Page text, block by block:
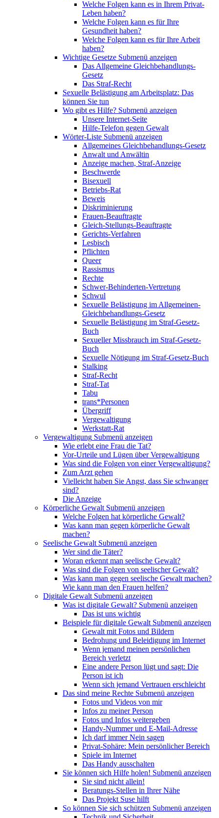
Welche Folgen kann es in Ihrem Privat-
Leben haben?
Welche Folgen kann es für Ihre
Gesundheit haben?
Welche Folgen kann es für Ihre Arbeit
haben?
Wichtige Gesetze Submenü anzeigen
Das Allgemeine Gleichbehandlungs-
Gesetz
Das Straf-Recht
Sexuelle Belästigung am Arbeitsplatz: Das
können Sie tun
Wo gibt es Hilfe? Submenü anzeigen
Unsere Internet-Seite
Hilfe-Telefon gegen Gewalt
Wörter-Liste Submenü anzeigen
Allgemeines Gleichbehandlungs-Gesetz
Anwalt und Anwältin
Anzeige machen, Straf-Anzeige
Beschwerde
Bisexuell
Betriebs-Rat
Beweis
Diskriminierung
Frauen-Beauftragte
Gleich-Stellungs-Beauftragte
Gerichts-Verfahren
Lesbisch
Pflichten
Queer
Rassismus
Rechte
Schwer-Behinderten-Vertretung
Schwul
Sexuelle Belästigung im Allgemeinen-
Gleichbehandlungs-Gesetz
Sexuelle Belästigung im Straf-Gesetz-
Buch
Sexueller Missbrauch im Straf-Gesetz-
Buch
Sexuelle Nötigung im Straf-Gesetz-Buch
Stalking
Straf-Recht
Straf-Tat
Tabu
trans*Personen
Übergriff
Vergewaltigung
Werkstatt-Rat
Vergewaltigung Submenü anzeigen
Wie erlebt eine Frau die Tat?
Vor-Urteile und Lügen über Vergewaltigung
Was sind die Folgen von einer Vergewaltigung?
Zum Arzt gehen
Vielleicht haben Sie Angst, dass Sie schwanger
sind?
Die Anzeige
Körperliche Gewalt Submenü anzeigen
Welche Folgen hat körperliche Gewalt?
Was kann man gegen körperliche Gewalt
machen?
Seelische Gewalt Submenü anzeigen
Wer sind die Täter?
Woran erkennt man seelische Gewalt?
Was sind die Folgen von seelischer Gewalt?
Was kann man gegen seelische Gewalt machen?
Wie kann man den Frauen helfen?
Digitale Gewalt Submenü anzeigen
Was ist digitale Gewalt? Submenü anzeigen
Das ist uns wichtig
Beispiele für digitale Gewalt Submenü anzeigen
Gewalt mit Fotos und Bildern
Bedrohung und Beleidigung im Internet
Wenn jemand meinen persönlichen
Bereich verletzt
Eine andere Person lügt und sagt: Die
Person ist ich
Wenn sich jemand Vertrauen erschleicht
Das sind meine Rechte Submenü anzeigen
Fotos und Videos von mir
Infos zu meiner Person
Fotos und Infos weitergeben
Handy-Nummer und E-Mail-Adresse
Ich darf immer Nein sagen
Privat-Sphäre: Mein persönlicher Bereich
Spiele im Internet
Das Handy ausschalten
Sie können sich Hilfe holen! Submenü anzeigen
Sie sind nicht allein!
Beratungs-Stellen in Ihrer Nähe
Das Projekt Suse hilft
So können Sie sich schützen Submenü anzeigen